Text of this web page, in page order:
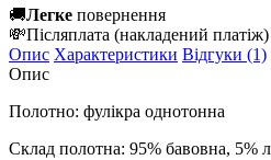
🚚Легке повернення
💸Післяплата (накладений платіж)
Опис Характеристики Відгуки (1)
Опис
Полотно: фулікра однотонна
Склад полотна: 95% бавовна, 5%